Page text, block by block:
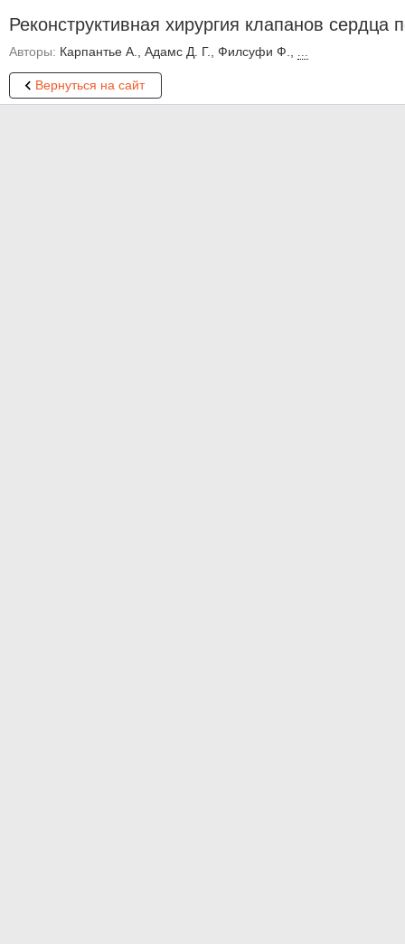
Реконструктивная хирургия клапанов сердца
Авторы: Карпантье А., Адамс Д. Г., Филсуфи Ф., ...
Вернуться на сайт